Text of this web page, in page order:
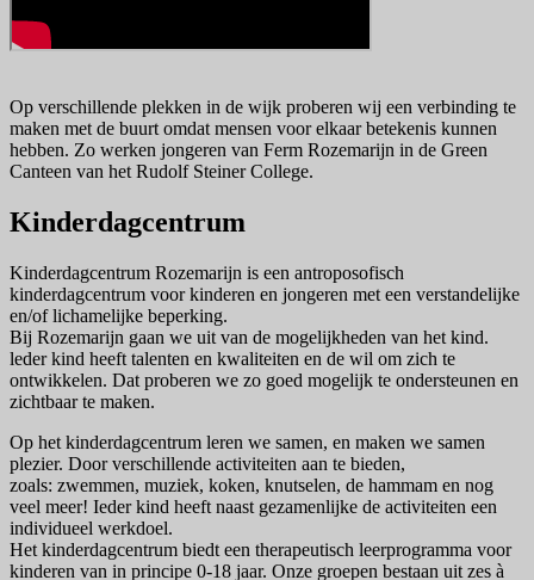
Op verschillende plekken in de wijk proberen wij een verbinding te
maken met de buurt omdat mensen voor elkaar betekenis kunnen
hebben. Zo werken jongeren van Ferm Rozemarijn in de Green
Canteen van het Rudolf Steiner College.
Kinderdagcentrum
Kinderdagcentrum Rozemarijn is een antroposofisch
kinderdagcentrum voor kinderen en jongeren met een verstandelijke
en/of lichamelijke beperking.
Bij Rozemarijn gaan we uit van de mogelijkheden van het kind.
leder kind heeft talenten en kwaliteiten en de wil om zich te
ontwikkelen. Dat proberen we zo goed mogelijk te ondersteunen en
zichtbaar te maken.
Op het kinderdagcentrum leren we samen, en maken we samen
plezier. Door verschillende activiteiten aan te bieden,
zoals: zwemmen, muziek, koken, knutselen, de hammam en nog
veel meer! Ieder kind heeft naast gezamenlijke de activiteiten een
individueel werkdoel.
Het kinderdagcentrum biedt een therapeutisch leerprogramma voor
kinderen van in principe 0-18 jaar. Onze groepen bestaan uit zes à